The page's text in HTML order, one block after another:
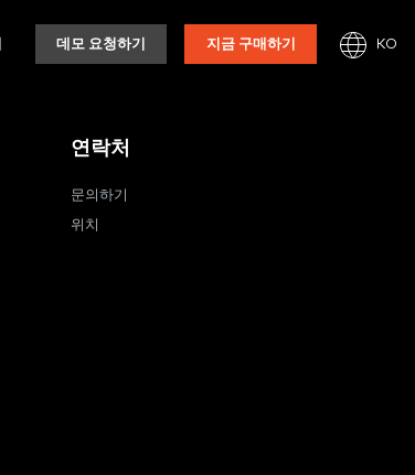
데모 요청하기 지금 구매하기 KO
연락처
문의하기
위치